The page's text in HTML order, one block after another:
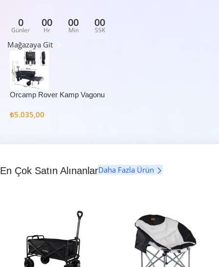
0
Günler
00
Hr
00
Min
00
SSK
Mağazaya Git
Orcamp Rover Kamp Vagonu
₺5.035,00
En Çok Satın AlınanlarDaha Fazla Ürün